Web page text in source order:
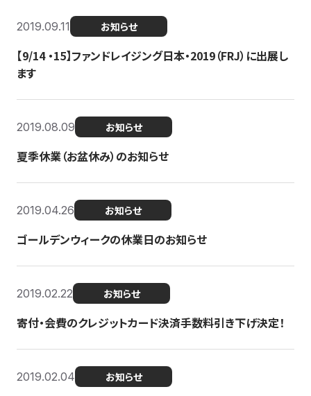
2019.09.11 お知らせ
【9/14 ・15】ファンドレイジング日本・2019（FRJ）に出展し
ます
2019.08.09 お知らせ
夏季休業（お盆休み）のお知らせ
2019.04.26 お知らせ
ゴールデンウィークの休業日のお知らせ
2019.02.22 お知らせ
寄付・会費のクレジットカード決済手数料引き下げ決定！
2019.02.04 お知らせ